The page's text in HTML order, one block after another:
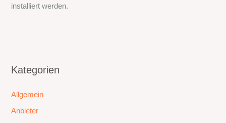
installiert werden.
Kategorien
Allgemein
Anbieter